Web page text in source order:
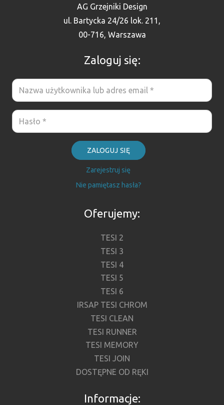
AG Grzejniki Design
ul. Bartycka 24/26 lok. 211,
00-716, Warszawa
Zaloguj się:
ZALOGUJ SIĘ
Zarejestruj się
Nie pamiętasz hasła?
Oferujemy:
TESI 2
TESI 3
TESI 4
TESI 5
TESI 6
IRSAP TESI CHROM
TESI CLEAN
TESI RUNNER
TESI MEMORY
TESI JOIN
DOSTĘPNE OD RĘKI
Informacje: